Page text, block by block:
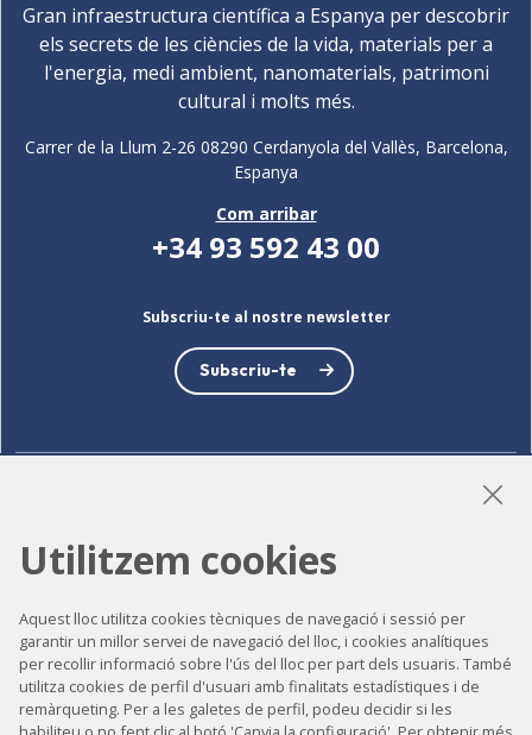
Gran infraestructura científica a Espanya per descobrir
els secrets de les ciències de la vida, materials per a
l'energia, medi ambient, nanomaterials, patrimoni
cultural i molts més.
Carrer de la Llum 2-26 08290 Cerdanyola del Vallès, Barcelona,
Espanya
Com arribar
+34 93 592 43 00
Subscriu-te al nostre newsletter
Subscriu-te
Accessibilitat
Contacte
Avís legal
Utilitzem cookies
Aquest lloc utilitza cookies tècniques de navegació i sessió per
garantir un millor servei de navegació del lloc, i cookies analítiques
per recollir informació sobre l'ús del lloc per part dels usuaris. També
utilitza cookies de perfil d'usuari amb finalitats estadístiques i de
remàrqueting. Per a les galetes de perfil, podeu decidir si les